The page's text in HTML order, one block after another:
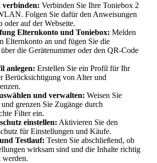
verbinden: Verbinden Sie Ihre Toniebox 2
Folgen Sie dafür den Anweisungen
oder auf der Webseite.
Elternkonto und Toniebox: Melden
Elternkonto an und fügen Sie die
die Gerätenummer oder den QR-Code
anlegen: Erstellen Sie ein Profil für Ihr
Berücksichtigung von Alter und
und verwalten: Weisen Sie
grenzen Sie Zugänge durch
Filter ein.
einstellen: Aktivieren Sie den
für Einstellungen und Käufe.
Testlauf: Testen Sie abschließend, ob
wirksam sind und die Inhalte richtig
werden.